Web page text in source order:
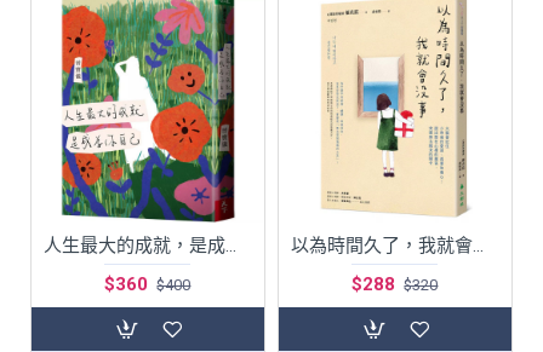
人生最大的成就，是成為你自己。曾寶儀溫暖之作
$360 $400
以為時間久了，我就會沒事：大腦會記住小時候的委屈、孤單和傷心！說出憋在心裡的痛苦，突破無法解決的關卡
$288 $320